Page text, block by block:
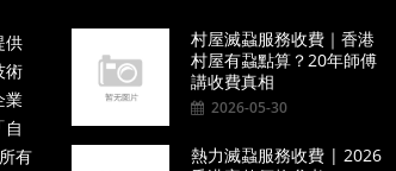
供
術
業
有
村屋滅蝨服務收費｜香港
村屋有蝨點算？20年師傅
講收費真相
2026-05-30
熱力滅蝨服務收費 | 2026